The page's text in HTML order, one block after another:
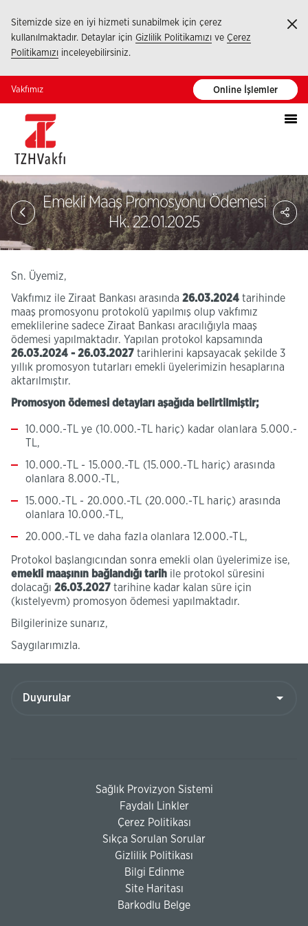
Sitemizde size en iyi hizmeti sunabilmek için çerez
kullanılmaktadır. Detaylar için Gizlilik Politikamızı ve Çerez
Politikamızı inceleyebilirsiniz.
Vakfımız Online İşlemler
Emekli Maaş Promosyonu Ödemesi
Hk. 22.01.2025
Sn. Üyemiz,
Vakfımız ile Ziraat Bankası arasında 26.03.2024 tarihinde
maaş promosyonu protokolü yapılmış olup vakfımız
emeklilerine sadece Ziraat Bankası aracılığıyla maaş
ödemesi yapılmaktadır. Yapılan protokol kapsamında
26.03.2024 - 26.03.2027 tarihlerini kapsayacak şekilde 3
yıllık promosyon tutarları emekli üyelerimizin hesaplarına
aktarılmıştır.
Promosyon ödemesi detayları aşağıda belirtilmiştir;
10.000.-TL ye (10.000.-TL hariç) kadar olanlara 5.000.-
TL,
10.000.-TL - 15.000.-TL (15.000.-TL hariç) arasında
olanlara 8.000.-TL,
15.000.-TL - 20.000.-TL (20.000.-TL hariç) arasında
olanlara 10.000.-TL,
20.000.-TL ve daha fazla olanlara 12.000.-TL,
Protokol başlangıcından sonra emekli olan üyelerimize ise,
emekli maaşının bağlandığı tarih ile protokol süresini
dolacağı 26.03.2027 tarihine kadar kalan süre için
(kıstelyevm) promosyon ödemesi yapılmaktadır.
Bilgilerinize sunarız,
Saygılarımızla.
Sağlık Provizyon Sistemi
Faydalı Linkler
Çerez Politikası
Sıkça Sorulan Sorular
Gizlilik Politikası
Bilgi Edinme
Site Haritası
Barkodlu Belge